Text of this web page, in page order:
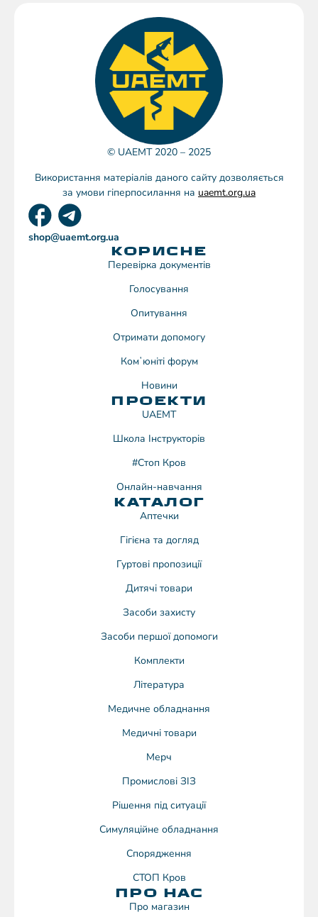
© UAEMT 2020 – 2025
Використання матеріалів даного сайту дозволяється
за умови гіперпосилання на uaemt.org.ua
shop@uaemt.org.ua
КОРИСНЕ
Перевірка документів
Голосування
Опитування
Отримати допомогу
Комʼюніті форум
Новини
ПРОЕКТИ
UAEMT
Школа Інструкторів
#Стоп Кров
Онлайн-навчання
КАТАЛОГ
Аптечки
Гігієна та догляд
Гуртові пропозиції
Дитячі товари
Засоби захисту
Засоби першої допомоги
Комплекти
Література
Медичне обладнання
Медичні товари
Мерч
Промислові ЗІЗ
Рішення під ситуації
Симуляційне обладнання
Спорядження
СТОП Кров
ПРО НАС
Про магазин